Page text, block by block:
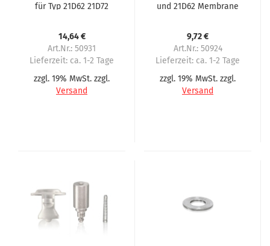
für Typ 21D62 21D72
14,64 €
Art.Nr.: 50931
Lieferzeit: ca. 1-2 Tage
zzgl. 19% MwSt. zzgl.
Versand
und 21D62 Membrane
9,72 €
Art.Nr.: 50924
Lieferzeit: ca. 1-2 Tage
zzgl. 19% MwSt. zzgl.
Versand